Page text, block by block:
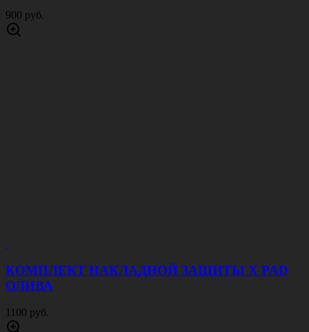
900 руб.
КОМПЛЕКТ НАКЛАДНОЙ ЗАЩИТЫ X PAD
ОЛИВА
1100 руб.